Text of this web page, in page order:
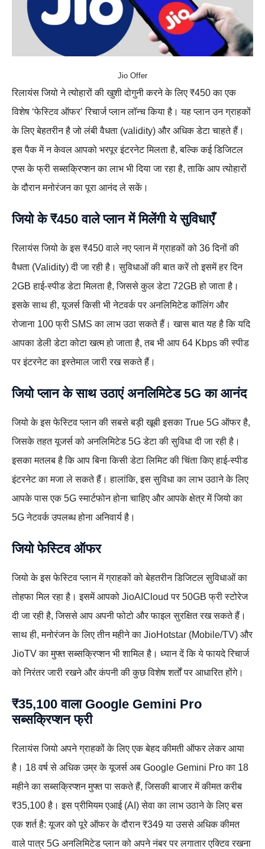
Jio Offer
रिलायंस जियो ने त्योहारों की खुशी दोगुनी करने के लिए ₹450 का एक
विशेष ‘फेस्टिव ऑफर’ रिचार्ज प्लान लॉन्च किया है। यह प्लान उन ग्राहकों
के लिए बेहतरीन है जो लंबी वैधता (validity) और अधिक डेटा चाहते हैं।
इस पैक में न केवल आपको भरपूर इंटरनेट मिलता है, बल्कि कई डिजिटल
एप्स के फ्री सब्सक्रिप्शन का लाभ भी दिया जा रहा है, ताकि आप त्योहारों
के दौरान मनोरंजन का पूरा आनंद ले सकें।
जियो के ₹450 वाले प्लान में मिलेंगी ये सुविधाएँ
रिलायंस जियो के इस ₹450 वाले नए प्लान में ग्राहकों को 36 दिनों की
वैधता (Validity) दी जा रही है। सुविधाओं की बात करें तो इसमें हर दिन
2GB हाई-स्पीड डेटा मिलता है, जिससे कुल डेटा 72GB हो जाता है।
इसके साथ ही, यूजर्स किसी भी नेटवर्क पर अनलिमिटेड कॉलिंग और
रोजाना 100 फ्री SMS का लाभ उठा सकते हैं। खास बात यह है कि यदि
आपका डेली डेटा कोटा खत्म हो जाता है, तब भी आप 64 Kbps की स्पीड
पर इंटरनेट का इस्तेमाल जारी रख सकते हैं।
जियो प्लान के साथ उठाएं अनलिमिटेड 5G का आनंद
जियो के इस फेस्टिव प्लान की सबसे बड़ी खूबी इसका True 5G ऑफर है,
जिसके तहत यूजर्स को अनलिमिटेड 5G डेटा की सुविधा दी जा रही है।
इसका मतलब है कि आप बिना किसी डेटा लिमिट की चिंता किए हाई-स्पीड
इंटरनेट का मजा ले सकते हैं। हालांकि, इस सुविधा का लाभ उठाने के लिए
आपके पास एक 5G स्मार्टफोन होना चाहिए और आपके क्षेत्र में जियो का
5G नेटवर्क उपलब्ध होना अनिवार्य है।
जियो फेस्टिव ऑफर
जियो के इस फेस्टिव प्लान में ग्राहकों को बेहतरीन डिजिटल सुविधाओं का
तोहफा मिल रहा है। इसमें आपको JioAICloud पर 50GB फ्री स्टोरेज
दी जा रही है, जिससे आप अपनी फोटो और फाइल सुरक्षित रख सकते हैं।
साथ ही, मनोरंजन के लिए तीन महीने का JioHotstar (Mobile/TV) और
JioTV का मुफ्त सब्सक्रिप्शन भी शामिल है। ध्यान दें कि ये फायदे रिचार्ज
को निरंतर जारी रखने और कंपनी की कुछ विशेष शर्तों पर आधारित होंगे।
₹35,100 वाला Google Gemini Pro
सब्सक्रिप्शन फ्री
रिलायंस जियो अपने ग्राहकों के लिए एक बेहद कीमती ऑफर लेकर आया
है। 18 वर्ष से अधिक उम्र के यूजर्स अब Google Gemini Pro का 18
महीने का सब्सक्रिप्शन मुफ्त पा सकते हैं, जिसकी बाजार में कीमत करीब
₹35,100 है। इस प्रीमियम एआई (AI) सेवा का लाभ उठाने के लिए बस
एक शर्त है: यूजर को पूरे ऑफर के दौरान ₹349 या उससे अधिक कीमत
वाले पात्र 5G अनलिमिटेड प्लान को अपने नंबर पर लगातार एक्टिव रखना